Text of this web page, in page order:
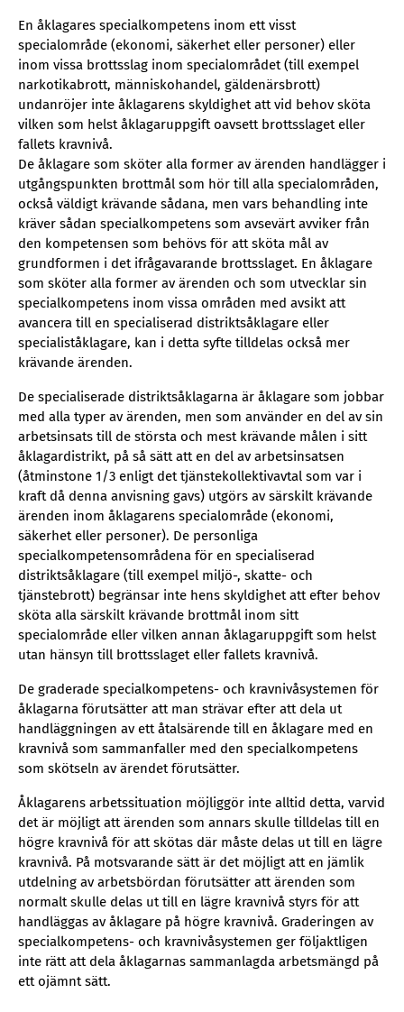
En åklagares specialkompetens inom ett visst
specialområde (ekonomi, säkerhet eller personer) eller
inom vissa brottsslag inom specialområdet (till exempel
narkotikabrott, människohandel, gäldenärsbrott)
undanröjer inte åklagarens skyldighet att vid behov sköta
vilken som helst åklagaruppgift oavsett brottsslaget eller
fallets kravnivå.
De åklagare som sköter alla former av ärenden handlägger i
utgångspunkten brottmål som hör till alla specialområden,
också väldigt krävande sådana, men vars behandling inte
kräver sådan specialkompetens som avsevärt avviker från
den kompetensen som behövs för att sköta mål av
grundformen i det ifrågavarande brottsslaget. En åklagare
som sköter alla former av ärenden och som utvecklar sin
specialkompetens inom vissa områden med avsikt att
avancera till en specialiserad distriktsåklagare eller
specialiståklagare, kan i detta syfte tilldelas också mer
krävande ärenden.
De specialiserade distriktsåklagarna är åklagare som jobbar
med alla typer av ärenden, men som använder en del av sin
arbetsinsats till de största och mest krävande målen i sitt
åklagardistrikt, på så sätt att en del av arbetsinsatsen
(åtminstone 1/3 enligt det tjänstekollektivavtal som var i
kraft då denna anvisning gavs) utgörs av särskilt krävande
ärenden inom åklagarens specialområde (ekonomi,
säkerhet eller personer). De personliga
specialkompetensområdena för en specialiserad
distriktsåklagare (till exempel miljö-, skatte- och
tjänstebrott) begränsar inte hens skyldighet att efter behov
sköta alla särskilt krävande brottmål inom sitt
specialområde eller vilken annan åklagaruppgift som helst
utan hänsyn till brottsslaget eller fallets kravnivå.
De graderade specialkompetens- och kravnivåsystemen för
åklagarna förutsätter att man strävar efter att dela ut
handläggningen av ett åtalsärende till en åklagare med en
kravnivå som sammanfaller med den specialkompetens
som skötseln av ärendet förutsätter.
Åklagarens arbetssituation möjliggör inte alltid detta, varvid
det är möjligt att ärenden som annars skulle tilldelas till en
högre kravnivå för att skötas där måste delas ut till en lägre
kravnivå. På motsvarande sätt är det möjligt att en jämlik
utdelning av arbetsbördan förutsätter att ärenden som
normalt skulle delas ut till en lägre kravnivå styrs för att
handläggas av åklagare på högre kravnivå. Graderingen av
specialkompetens- och kravnivåsystemen ger följaktligen
inte rätt att dela åklagarnas sammanlagda arbetsmängd på
ett ojämnt sätt.